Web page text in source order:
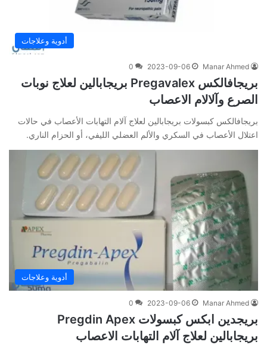
أدوية وعلاجات
Manar Ahmed
2023-09-06
0
بريجافالكس Pregavalex بريجابالين لعلاج نوبات
الصرع وآلالام الاعصاب
بريجافالكس كبسولات بريجابالين لعلاج آلام التهابات الأعصاب في حالات
اعتلال الأعصاب في السكري والألم العضلي الليفي، أو الحزام الناري.
أدوية وعلاجات
Manar Ahmed
2023-09-06
0
بريجدين ابكس كبسولات Pregdin Apex
بريجابالين لعلاج آلام التهابات الاعصاب